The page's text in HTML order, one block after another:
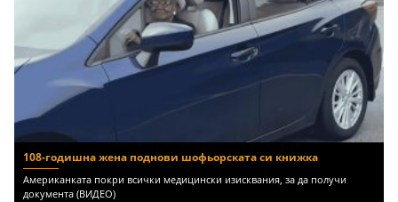
108-годишна жена поднови шофьорската си книжка
Американката покри всички медицински изисквания, за да получи
документа (ВИДЕО)